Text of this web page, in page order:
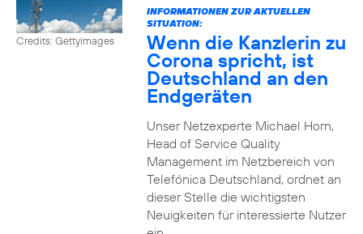
Credits: Gettyimages
INFORMATIONEN ZUR AKTUELLEN
SITUATION:
Wenn die Kanzlerin zu
Corona spricht, ist
Deutschland an den
Endgeräten
Unser Netzexperte Michael Horn,
Head of Service Quality
Management im Netzbereich von
Telefónica Deutschland, ordnet an
dieser Stelle die wichtigsten
Neuigkeiten für interessierte Nutzer